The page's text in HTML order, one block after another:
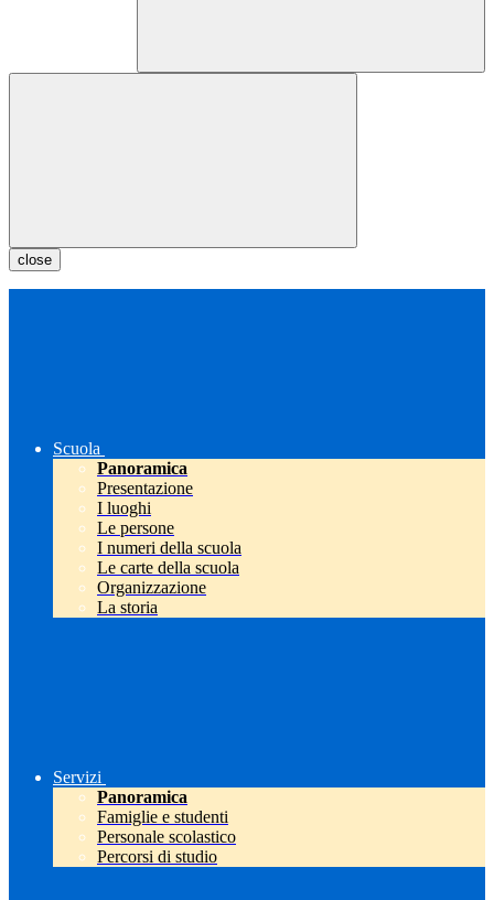
close
Scuola
Panoramica
Presentazione
I luoghi
Le persone
I numeri della scuola
Le carte della scuola
Organizzazione
La storia
Servizi
Panoramica
Famiglie e studenti
Personale scolastico
Percorsi di studio